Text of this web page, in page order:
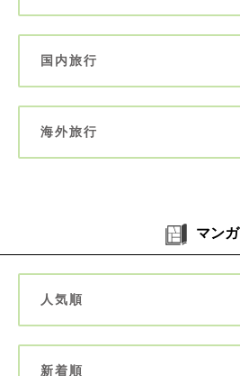
国内旅行
海外旅行
マンガ
人気順
新着順